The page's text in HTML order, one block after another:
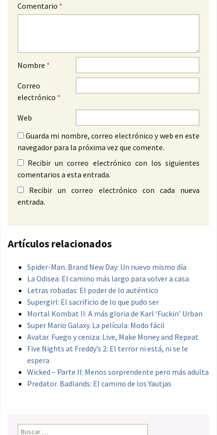
Comentario *
Nombre *
Correo
electrónico *
Web
Guarda mi nombre, correo electrónico y web en este
navegador para la próxima vez que comente.
Recibir un correo electrónico con los siguientes
comentarios a esta entrada.
Recibir un correo electrónico con cada nueva
entrada.
Artículos relacionados
Spider-Man. Brand New Day: Un nuevo mismo día
La Odisea: El camino más largo para volver a casa
Letras robadas: El poder de lo auténtico
Supergirl: El sacrificio de lo que pudo ser
Mortal Kombat II: A más gloria de Karl ‘Fuckin’ Urban
Super Mario Galaxy. La película: Modo fácil
Avatar. Fuego y ceniza: Live, Make Money and Repeat
Five Nights at Freddy’s 2: El terror ni está, ni se le
espera
Wicked – Parte II: Menos sorprendente pero más adulta
Predator. Badlands: El camino de los Yautjas
Buscar: